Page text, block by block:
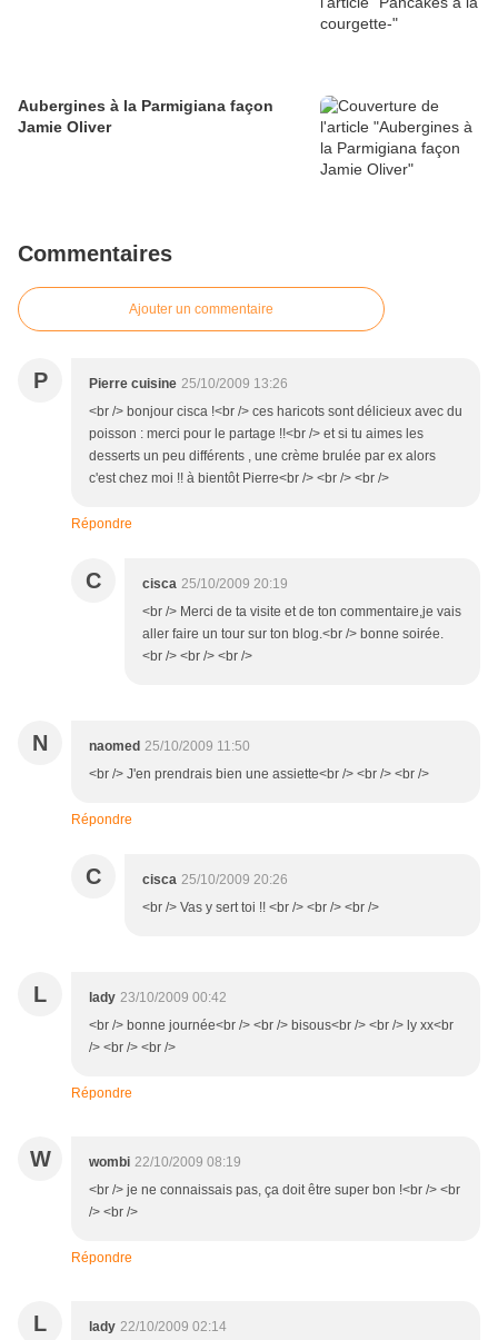
Aubergines à la Parmigiana façon
Jamie Oliver
Commentaires
Ajouter un commentaire
P Pierre cuisine 25/10/2009 13:26
<br /> bonjour cisca !<br /> ces haricots sont délicieux avec du
poisson : merci pour le partage !!<br /> et si tu aimes les
desserts un peu différents , une crème brulée par ex alors
c'est chez moi !! à bientôt Pierre<br /> <br /> <br />
Répondre
C cisca 25/10/2009 20:19
<br /> Merci de ta visite et de ton commentaire,je vais
aller faire un tour sur ton blog.<br /> bonne soirée.
<br /> <br /> <br />
N naomed 25/10/2009 11:50
<br /> J'en prendrais bien une assiette<br /> <br /> <br />
Répondre
C cisca 25/10/2009 20:26
<br /> Vas y sert toi !! <br /> <br /> <br />
L lady 23/10/2009 00:42
<br /> bonne journée<br /> <br /> bisous<br /> <br /> ly xx<br
/> <br /> <br />
Répondre
W wombi 22/10/2009 08:19
<br /> je ne connaissais pas, ça doit être super bon !<br /> <br
/> <br />
Répondre
L lady 22/10/2009 02:14